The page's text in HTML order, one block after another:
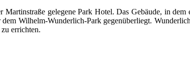
gelegene Park Hotel. Das Gebäude, in
Wilhelm-Wunderlich-Park gegenüberliegt.
errichten.